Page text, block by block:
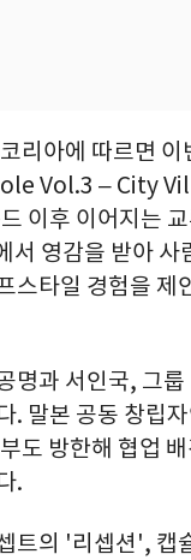
리아에 따르면
Vol.3 – City
이후 이어지는
서 영감을 받아 사
스타일 경험을 제
명과 서인국, 그룹
. 말본 공동 창립
도 방한해 협업
.
트의 '리셉션', 캡